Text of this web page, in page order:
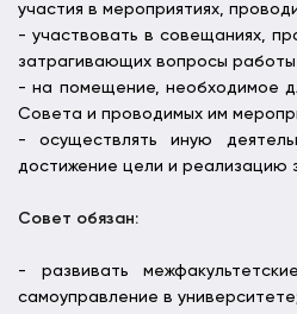
участия в мероприятиях,
- участвовать в совещаниях,
затрагивающих вопросы работы
- на помещение, необходимое
Совета и проводимых им
- осуществлять иную
достижение цели и реализацию
Совет обязан:
- развивать
самоуправление в университете;